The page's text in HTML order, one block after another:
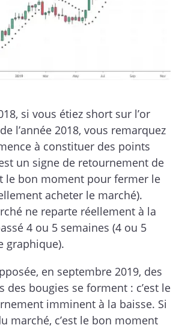
si vous étiez short sur l’or
l’année 2018, vous remarquez
à constituer des points
un signe de retournement de
le bon moment pour fermer le
acheter le marché).
ne reparte réellement à la
4 ou 5 semaines (4 ou 5
graphique).
en septembre 2019, des
des bougies se forment : c’est le
imminent à la baisse. Si
marché, c’est le bon moment